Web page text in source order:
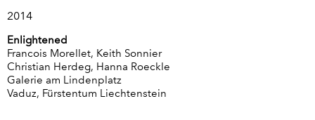
2014
Enlightened
Francois Morellet, Keith Sonnier
Christian Herdeg, Hanna Roeckle
Galerie am Lindenplatz
Vaduz, Fürstentum Liechtenstein